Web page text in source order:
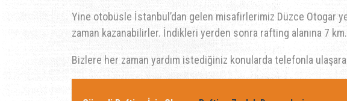
Yine otobüsle İstanbul’dan gelen misafirlerimiz Düzce Otogar
zaman kazanabilirler. İndikleri yerden sonra rafting alanına 7
Bizlere her zaman yardım istediğiniz konularda telefonla